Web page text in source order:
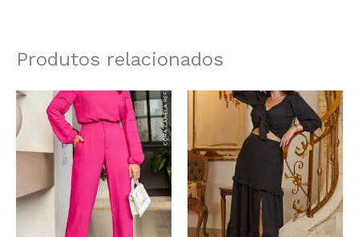
Produtos relacionados